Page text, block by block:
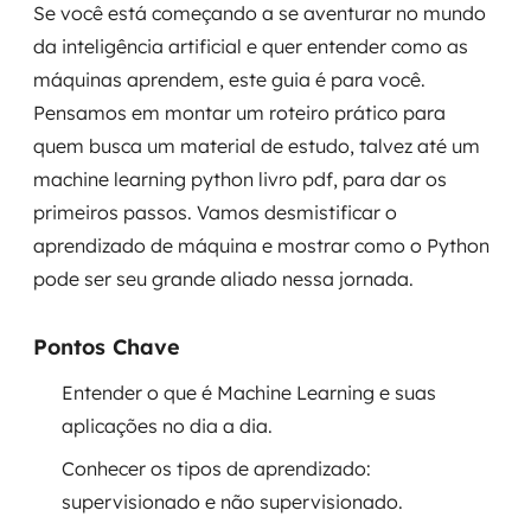
Data Platforms
Business Intelligence
Data Lakes & Warehouses
Governança de dados
Modernização de aplicações
Modernização tecnológica
Arquitetura de soluções
Migração para Cloud
Se você está começando a se aventurar no mundo
da inteligência artificial e quer entender como as
máquinas aprendem, este guia é para você.
Pensamos em montar um roteiro prático para
quem busca um material de estudo, talvez até um
machine learning python livro pdf, para dar os
primeiros passos. Vamos desmistificar o
aprendizado de máquina e mostrar como o Python
pode ser seu grande aliado nessa jornada.
Pontos Chave
Entender o que é Machine Learning e suas
aplicações no dia a dia.
Conhecer os tipos de aprendizado:
supervisionado e não supervisionado.